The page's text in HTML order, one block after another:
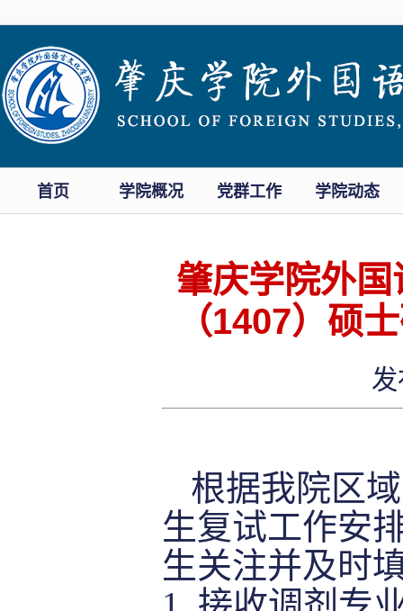
首页 学院概况 党群工作 学院动态
肇庆学院外
（1407）硕
根据我院区
生复试工作安
生关注并及时